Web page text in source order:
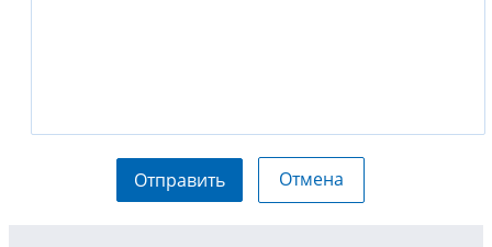
Отправить Отмена